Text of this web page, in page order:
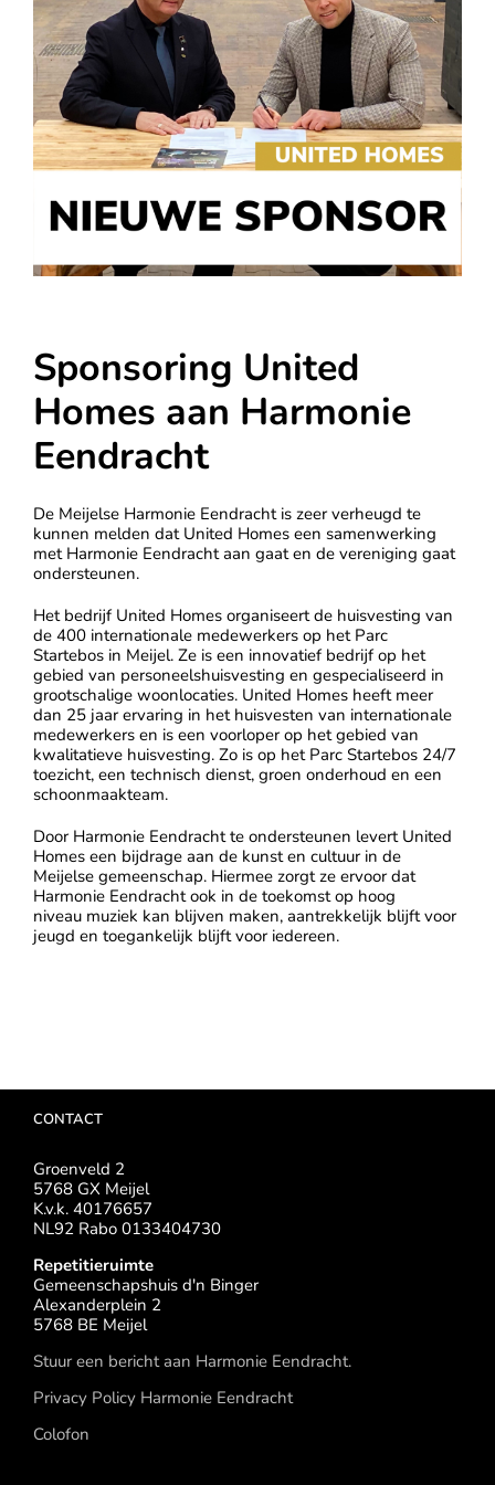
Sponsoring United
Homes aan Harmonie
Eendracht
De Meijelse Harmonie Eendracht is zeer verheugd te
kunnen melden dat United Homes een samenwerking
met Harmonie Eendracht aan gaat en de vereniging gaat
ondersteunen.
Het bedrijf United Homes organiseert de huisvesting van
de 400 internationale medewerkers op het Parc
Startebos in Meijel. Ze is een innovatief bedrijf op het
gebied van personeelshuisvesting en gespecialiseerd in
grootschalige woonlocaties. United Homes heeft meer
dan 25 jaar ervaring in het huisvesten van internationale
medewerkers en is een voorloper op het gebied van
kwalitatieve huisvesting. Zo is op het Parc Startebos 24/7
toezicht, een technisch dienst, groen onderhoud en een
schoonmaakteam.
Door Harmonie Eendracht te ondersteunen levert United
Homes een bijdrage aan de kunst en cultuur in de
Meijelse gemeenschap. Hiermee zorgt ze ervoor dat
Harmonie Eendracht ook in de toekomst op hoog
niveau muziek kan blijven maken, aantrekkelijk blijft voor
jeugd en toegankelijk blijft voor iedereen.
CONTACT
Groenveld 2
5768 GX Meijel
K.v.k. 40176657
NL92 Rabo 0133404730
Repetitieruimte
Gemeenschapshuis d'n Binger
Alexanderplein 2
5768 BE Meijel
Stuur een bericht aan Harmonie Eendracht.
Privacy Policy Harmonie Eendracht
Colofon